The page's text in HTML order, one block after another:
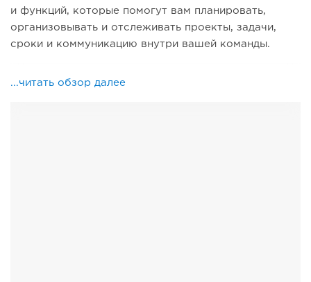
и функций, которые помогут вам планировать,
организовывать и отслеживать проекты, задачи,
сроки и коммуникацию внутри вашей команды.
...читать обзор далее